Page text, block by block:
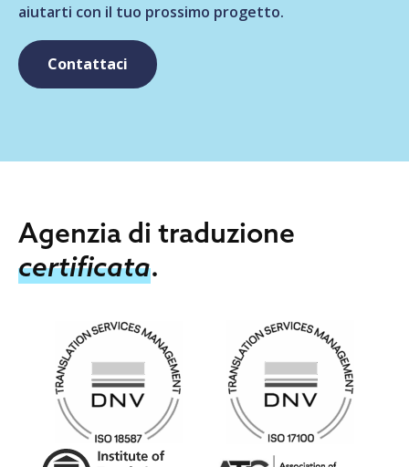
aiutarti con il tuo prossimo progetto.
Contattaci
Agenzia di traduzione
certificata.